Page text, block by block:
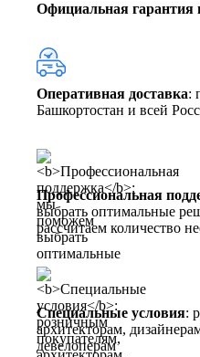
Официальная гарантия
Оперативная доставка:
Башкортостан и всей
Профессиональная
выбрать оптимальные
рассчитаем количество
Специальные условия:
архитекторам,
девелоперам